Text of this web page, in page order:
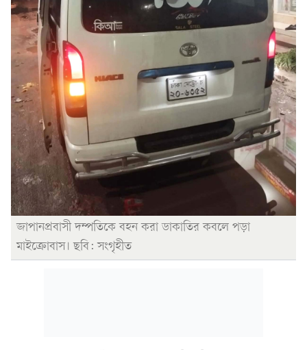
জাপানপ্রবাসী দম্পতিকে বহন করা ডাকাতির কবলে পড়া
মাইক্রোবাস। ছবি: সংগৃহীত